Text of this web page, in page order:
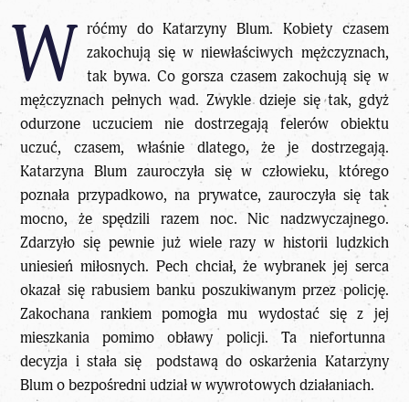
W róćmy do Katarzyny Blum. Kobiety czasem
zakochują się w niewłaściwych mężczyznach,
tak bywa. Co gorsza czasem zakochują się w
mężczyznach pełnych wad. Zwykle dzieje się tak, gdyż
odurzone uczuciem nie dostrzegają felerów obiektu
uczuć, czasem, właśnie dlatego, że je dostrzegają.
Katarzyna Blum zauroczyła się w człowieku, którego
poznała przypadkowo, na prywatce, zauroczyła się tak
mocno, że spędzili razem noc. Nic nadzwyczajnego.
Zdarzyło się pewnie już wiele razy w historii ludzkich
uniesień miłosnych. Pech chciał, że wybranek jej serca
okazał się rabusiem banku poszukiwanym przez policję.
Zakochana rankiem pomogła mu wydostać się z jej
mieszkania pomimo obławy policji. Ta niefortunna
decyzja i stała się podstawą do oskarżenia Katarzyny
Blum o bezpośredni udział w wywrotowych działaniach.